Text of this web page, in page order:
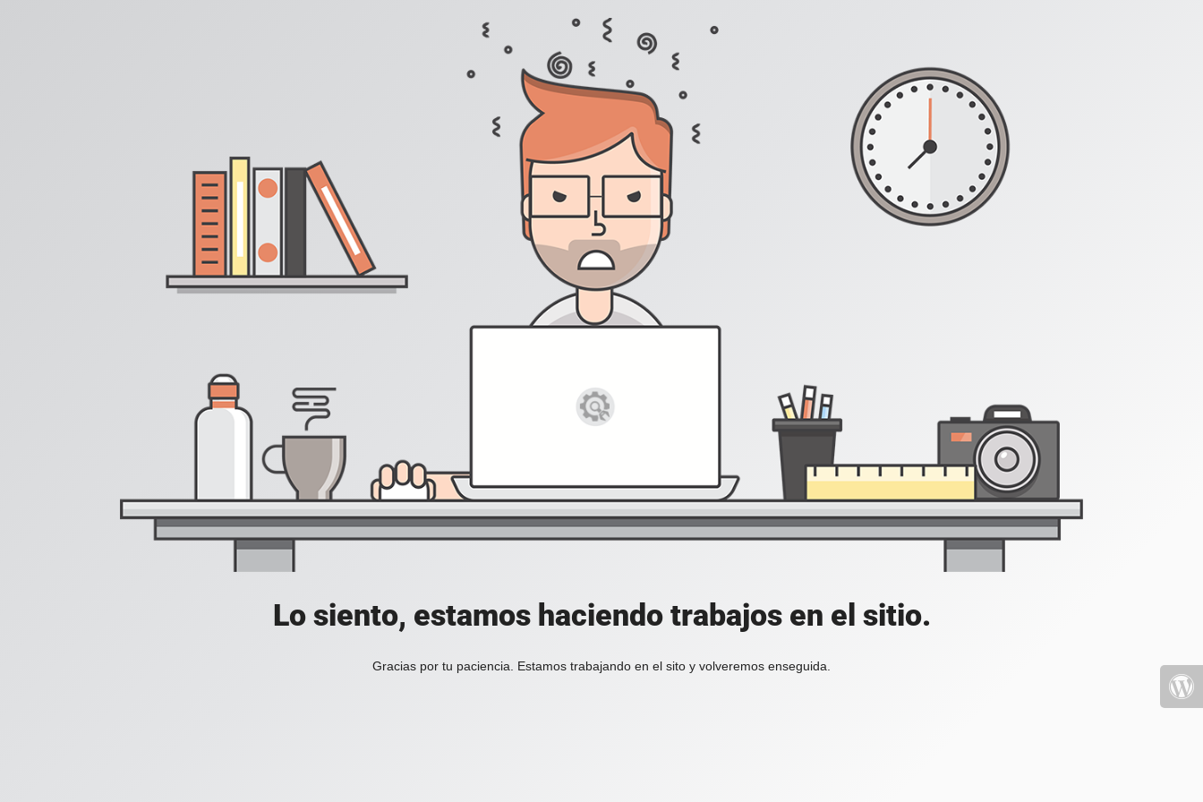
Lo siento, estamos haciendo trabajos en el sitio.
Gracias por tu paciencia. Estamos trabajando en el sito y volveremos enseguida.